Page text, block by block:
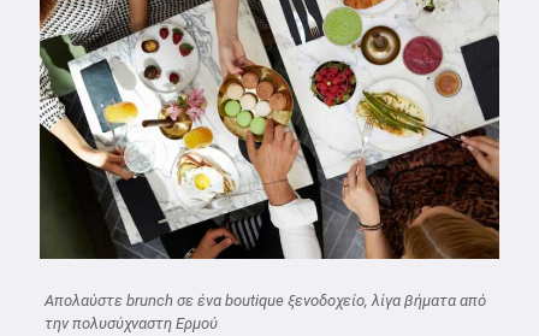
Απολαύστε brunch σε ένα boutique ξενοδοχείο, λίγα βήματα από
την πολυσύχναστη Ερμού